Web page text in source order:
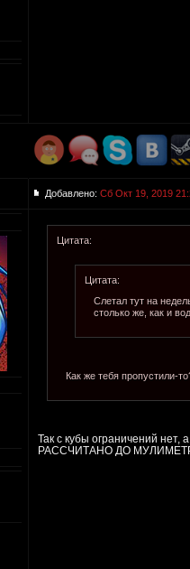
Добавлено: Сб Окт 19, 2019
Цитата:
Цитата:
Слетал тут на
столько же, как и
Как же тебя пропустили-
Так с кубы ограничений нет,
РАССЧИТАНО ДО